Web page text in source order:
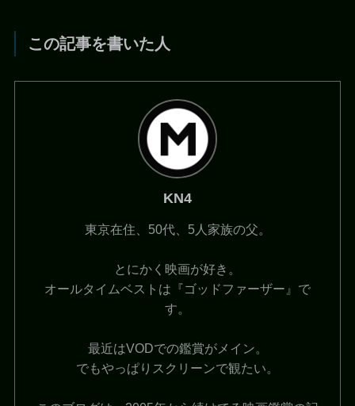
この記事を書いた人
KN4
東京在住、50代、5人家族の父。
とにかく映画が好き。
オールタイムベストは『ゴッドファーザー』で
す。
最近はVODでの鑑賞がメイン。
でもやっぱりスクリーンで観たい。